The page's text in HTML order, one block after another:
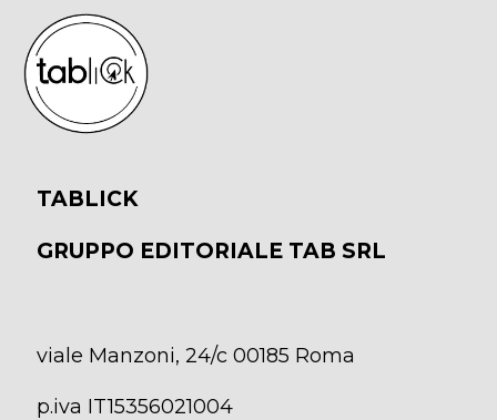
TABLICK
GRUPPO EDITORIALE TAB SRL
viale Manzoni, 24/c 00185 Roma
p.iva IT15356021004